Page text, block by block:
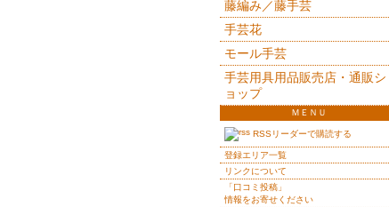
藤編み／藤手芸
手芸花
モール手芸
手芸用具用品販売店・通販シ
ョップ
ＭＥＮＵ
RSSリーダーで購読する
登録エリア一覧
リンクについて
「口コミ投稿」
情報をお寄せください